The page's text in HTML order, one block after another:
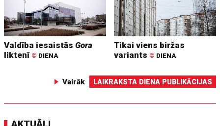
Valdība iesaistāsGora
liktenī © DIENA
Tikai viens biržas
variants © DIENA
Vairāk LAIKRAKSTA DIENA PUBLIKĀCIJAS
AKTUĀLI